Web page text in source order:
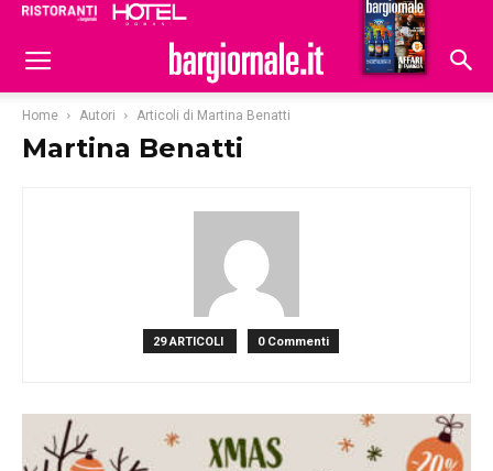
Hoteldomani
Home Autori Articoli di Martina Benatti
Martina Benatti
29 ARTICOLI 0 Commenti